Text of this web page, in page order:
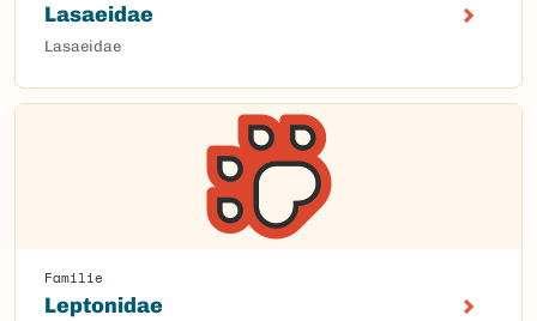
Lasaeidae
Lasaeidae
Familie
Leptonidae